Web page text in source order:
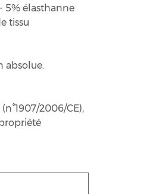
5% élasthanne
tissu
absolue.
2006/CE),